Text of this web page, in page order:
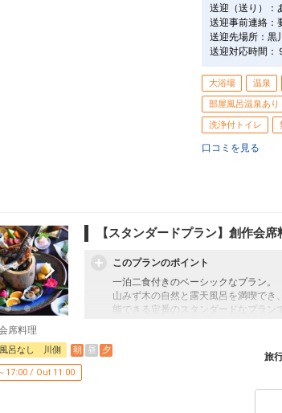
送迎（送り）：
送迎事前連絡：
送迎先場所：黒
送迎対応時間：
大浴場 温泉
部屋風呂温泉あり
洗浄付トイレ
口コミを見る
席料理
【スタンダードプラン】創作会
このプランのポイント
一泊二食付きのベーシックなプラン。
山みず木の自然と露天風呂を満喫で
能できる定番のスタンダードなプラン
熊本県阿蘇郡の山あいにあるどこか
なかでも、緑に囲まれた奥黒川エリ
りのままの自然を満喫して頂けるよう
呂なし 川側 朝 昼 夕
17:00 / Out 11:00
旅